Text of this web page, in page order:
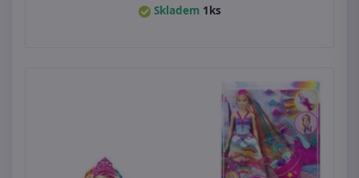
Skladem 1ks